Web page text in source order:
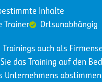
Inhalte
Trainer
Ortsunabhängig
auch als
das Training auf den
Unternehmens